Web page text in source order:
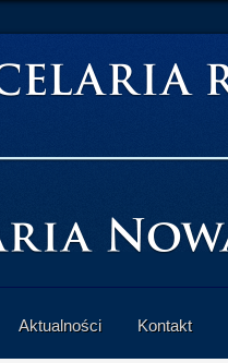
Aktualności Kontakt